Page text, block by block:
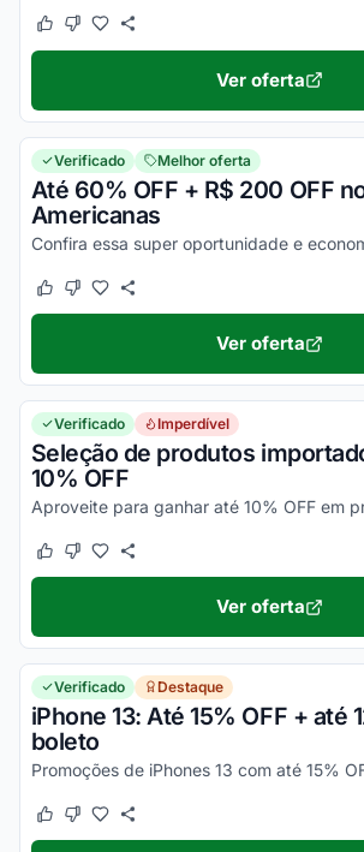
Este cupom funcionou
Este cupom não funcionou
Ver oferta
Verificado Melhor oferta
Até 60% OFF + R$ 200 OFF
Americanas
Este cupom funcionou
Este cupom não funcionou
Ver oferta
Verificado Imperdível
Seleção de produtos
10% OFF
Este cupom funcionou
Este cupom não funcionou
Ver oferta
Verificado Destaque
iPhone 13: Até 15% OFF + até
boleto
Este cupom funcionou
Este cupom não funcionou